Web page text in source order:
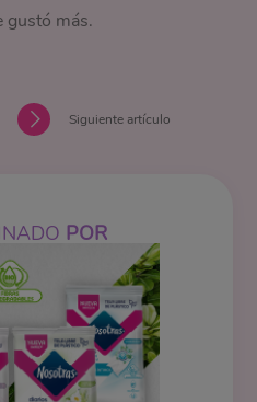
gustó más.
Siguiente artículo
POR